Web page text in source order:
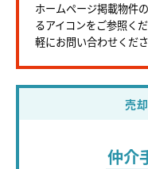
ホームページ掲載物件
るアイコンをご参照く
軽にお問い合わせくださ
売
仲介